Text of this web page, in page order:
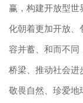
赢，构建开放型
化朝着更加开放
容并蓄、和而不同
桥梁、推动社会
敬畏自然、珍爱地